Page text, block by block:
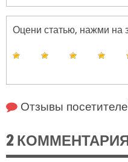
Оцени статью, нажми на
Отзывы
2